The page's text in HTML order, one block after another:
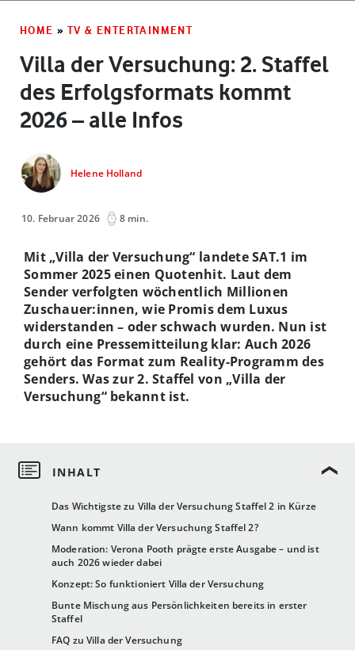
HOME » TV & ENTERTAINMENT
Villa der Versuchung: 2. Staffel
des Erfolgsformats kommt
2026 – alle Infos
Helene Holland
10. Februar 2026 8 min.
Das Wichtigste zu Villa der Versuchung Staffel 2 in Kürze
Wann kommt Villa der Versuchung Staffel 2?
Moderation: Verona Pooth prägte erste Ausgabe – und ist
auch 2026 wieder dabei
Konzept: So funktioniert Villa der Versuchung
Bunte Mischung aus Persönlichkeiten bereits in erster
Staffel
FAQ zu Villa der Versuchung
Mit „Villa der Versuchung“ landete SAT.1 im
Sommer 2025 einen Quotenhit. Laut dem
Sender verfolgten wöchentlich Millionen
Zuschauer:innen, wie Promis dem Luxus
widerstanden – oder schwach wurden. Nun ist
durch eine Pressemitteilung klar: Auch 2026
gehört das Format zum Reality-Programm des
Senders. Was zur 2. Staffel von „Villa der
Versuchung“ bekannt ist.